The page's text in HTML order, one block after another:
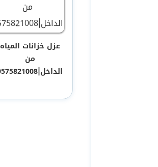
عزل خزانات المياه
من
الداخل|0575821008